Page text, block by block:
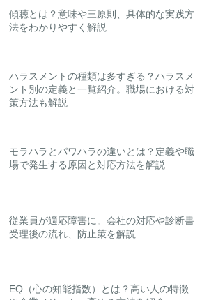
傾聴とは？意味や三原則、具体的な実践方
法をわかりやすく解説
ハラスメントの種類は多すぎる？ハラスメ
ント別の定義と一覧紹介。職場における対
策方法も解説
モラハラとパワハラの違いとは？定義や職
場で発生する原因と対応方法を解説
従業員が適応障害に。会社の対応や診断書
受理後の流れ、防止策を解説
EQ（心の知能指数）とは？高い人の特徴